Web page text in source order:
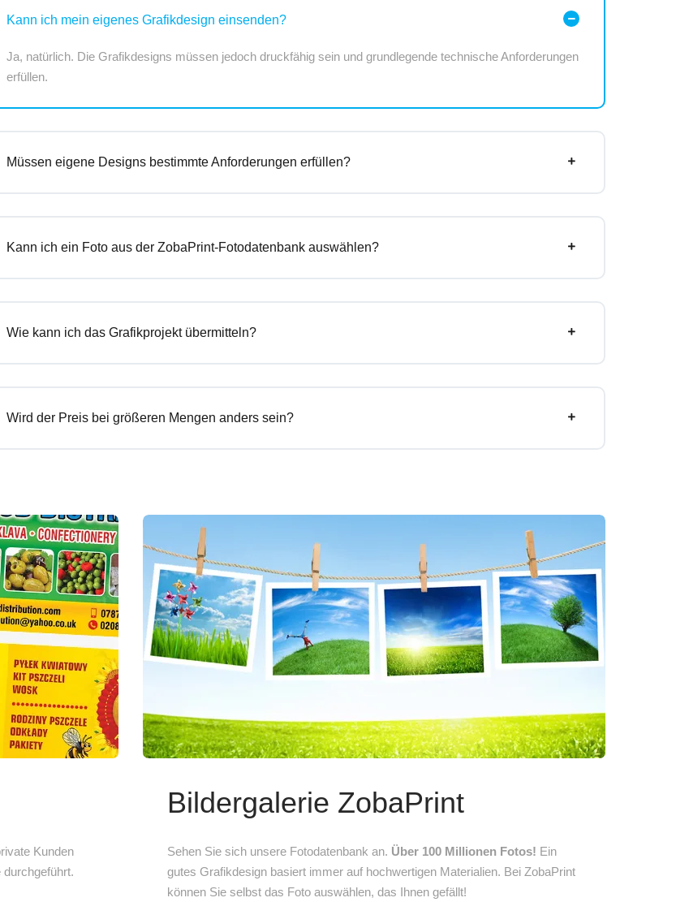
Kann ich mein eigenes Grafikdesign einsenden?
Ja, natürlich. Die Grafikdesigns müssen jedoch druckfähig sein und grundlegende technische Anforderungen
erfüllen.
Müssen eigene Designs bestimmte Anforderungen erfüllen?
Kann ich ein Foto aus der ZobaPrint-Fotodatenbank auswählen?
Wie kann ich das Grafikprojekt übermitteln?
Wird der Preis bei größeren Mengen anders sein?
Kunden
Bildergalerie ZobaPrint
Sehen Sie sich unsere Fotodatenbank an. Über 100 Millionen Fotos! Ein
gutes Grafikdesign basiert immer auf hochwertigen Materialien. Bei ZobaPrint
können Sie selbst das Foto auswählen, das Ihnen gefällt!